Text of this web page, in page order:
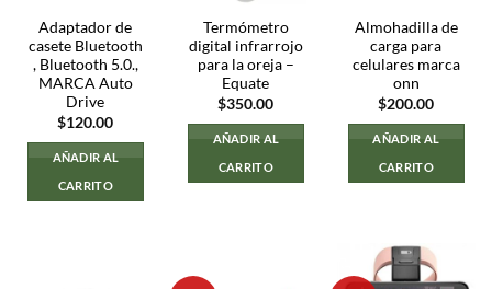
Adaptador de
casete Bluetooth
, Bluetooth 5.0.,
MARCA Auto
Drive
$120.00
AÑADIR AL
CARRITO
Termómetro
digital infrarrojo
para la oreja –
Equate
$350.00
AÑADIR AL
CARRITO
Almohadilla de
carga para
celulares marca
onn
$200.00
AÑADIR AL
CARRITO